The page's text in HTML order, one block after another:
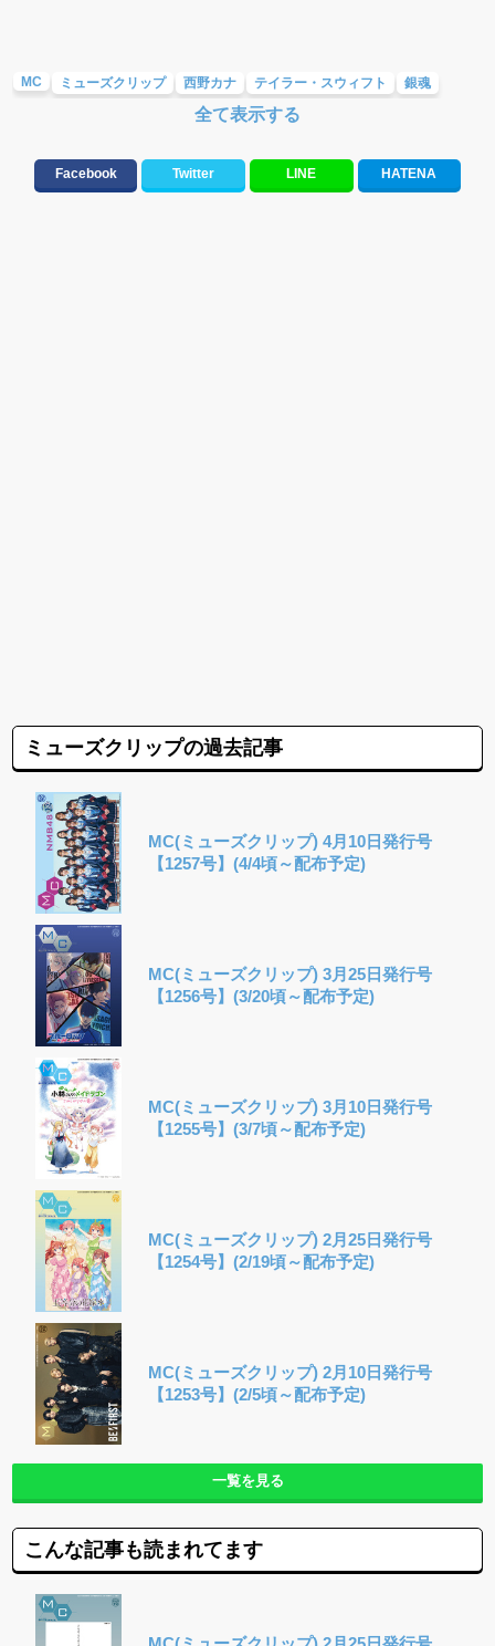
MC ミューズクリップ 西野カナ テイラー・スウィフト 銀魂
ALDIOUS サム・スミス
全て表示する
Facebook Twitter LINE HATENA
ミューズクリップの過去記事
MC(ミューズクリップ) 4月10日発行号
【1257号】(4/4頃～配布予定)
MC(ミューズクリップ) 3月25日発行号
【1256号】(3/20頃～配布予定)
MC(ミューズクリップ) 3月10日発行号
【1255号】(3/7頃～配布予定)
MC(ミューズクリップ) 2月25日発行号
【1254号】(2/19頃～配布予定)
MC(ミューズクリップ) 2月10日発行号
【1253号】(2/5頃～配布予定)
一覧を見る
こんな記事も読まれてます